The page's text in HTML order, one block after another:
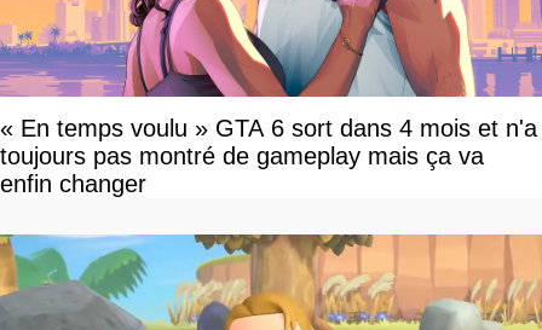
« En temps voulu » GTA 6 sort dans 4 mois et n'a
toujours pas montré de gameplay mais ça va
enfin changer